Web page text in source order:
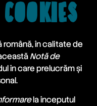
română, în calitate de
Notă de
în care prelucrăm și
la începutul